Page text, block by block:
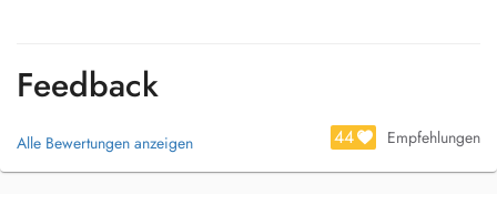
Feedback
Alle Bewertungen anzeigen 44 Empfehlungen